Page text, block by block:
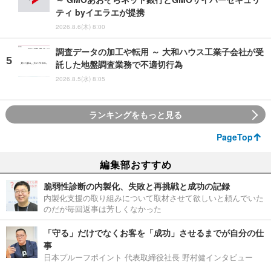
ティ byイエラエが提携
2026.8.6(木) 8:00
調査データの加工や転用 ～ 大和ハウス工業子会社が受
託した地盤調査業務で不適切行為
2026.8.5(水) 8:05
ランキングをもっと見る
PageTop
編集部おすすめ
脆弱性診断の内製化、失敗と再挑戦と成功の記録
内製化支援の取り組みについて取材させて欲しいと頼んでいた
のだが毎回返事は芳しくなかった
「守る」だけでなくお客を「成功」させるまでが自分の仕
事
日本プルーフポイント 代表取締役社長 野村健インタビュー